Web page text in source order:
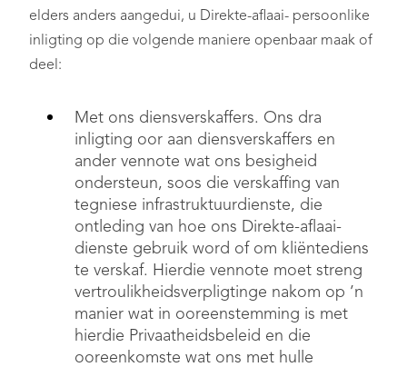
elders anders aangedui, u Direkte-aflaai- persoonlike
inligting op die volgende maniere openbaar maak of
deel:
Met ons diensverskaffers. Ons dra
inligting oor aan diensverskaffers en
ander vennote wat ons besigheid
ondersteun, soos die verskaffing van
tegniese infrastruktuurdienste, die
ontleding van hoe ons Direkte-aflaai-
dienste gebruik word of om kliëntediens
te verskaf. Hierdie vennote moet streng
vertroulikheidsverpligtinge nakom op ’n
manier wat in ooreenstemming is met
hierdie Privaatheidsbeleid en die
ooreenkomste wat ons met hulle